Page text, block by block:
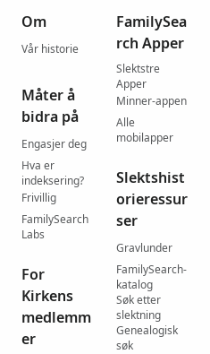
Om
Vår historie
Måter å
bidra på
Engasjer deg
Hva er
indeksering?
Frivillig
FamilySearch
Labs
For
Kirkens
medlemm
er
FamilySea
rch Apper
Slektstre
Apper
Minner-appen
Alle
mobilapper
Slektshist
orieressur
ser
Gravlunder
FamilySearch-
katalog
Søk etter
slektning
Genealogisk
søk